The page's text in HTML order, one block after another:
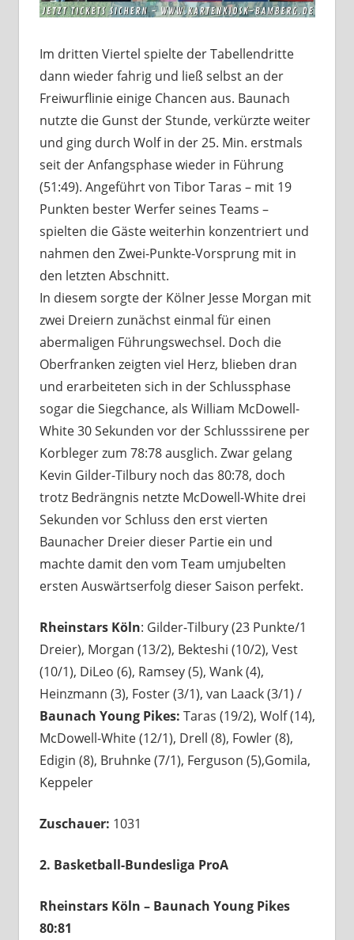
Im dritten Viertel spielte der Tabellendritte
dann wieder fahrig und ließ selbst an der
Freiwurflinie einige Chancen aus. Baunach
nutzte die Gunst der Stunde, verkürzte weiter
und ging durch Wolf in der 25. Min. erstmals
seit der Anfangsphase wieder in Führung
(51:49). Angeführt von Tibor Taras – mit 19
Punkten bester Werfer seines Teams –
spielten die Gäste weiterhin konzentriert und
nahmen den Zwei-Punkte-Vorsprung mit in
den letzten Abschnitt.
In diesem sorgte der Kölner Jesse Morgan mit
zwei Dreiern zunächst einmal für einen
abermaligen Führungswechsel. Doch die
Oberfranken zeigten viel Herz, blieben dran
und erarbeiteten sich in der Schlussphase
sogar die Siegchance, als William McDowell-
White 30 Sekunden vor der Schlusssirene per
Korbleger zum 78:78 ausglich. Zwar gelang
Kevin Gilder-Tilbury noch das 80:78, doch
trotz Bedrängnis netzte McDowell-White drei
Sekunden vor Schluss den erst vierten
Baunacher Dreier dieser Partie ein und
machte damit den vom Team umjubelten
ersten Auswärtserfolg dieser Saison perfekt.
Rheinstars Köln: Gilder-Tilbury (23 Punkte/1
Dreier), Morgan (13/2), Bekteshi (10/2), Vest
(10/1), DiLeo (6), Ramsey (5), Wank (4),
Heinzmann (3), Foster (3/1), van Laack (3/1) /
Baunach Young Pikes: Taras (19/2), Wolf (14),
McDowell-White (12/1), Drell (8), Fowler (8),
Edigin (8), Bruhnke (7/1), Ferguson (5),Gomila,
Keppeler
Zuschauer: 1031
2. Basketball-Bundesliga ProA
Rheinstars Köln – Baunach Young Pikes
80:81